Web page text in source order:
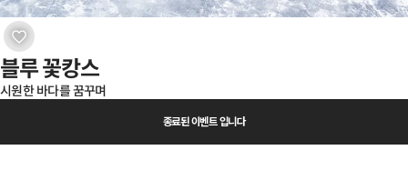
블루 꽃캉스
시원한 바다를 꿈꾸며
종료된 이벤트 입니다